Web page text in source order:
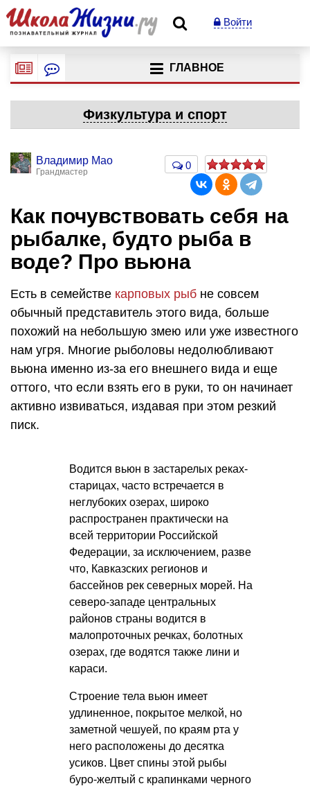
Войти
ГЛАВНОЕ
Физкультура и спорт
Владимир Мао
Грандмастер
0
Как почувствовать себя на
рыбалке, будто рыба в
воде? Про вьюна
Есть в семействе карповых рыб не совсем
обычный представитель этого вида, больше
похожий на небольшую змею или уже известного
нам угря. Многие рыболовы недолюбливают
вьюна именно из-за его внешнего вида и еще
оттого, что если взять его в руки, то он начинает
активно извиваться, издавая при этом резкий
писк.
Водится вьюн в застарелых реках-
старицах, часто встречается в
неглубоких озерах, широко
распространен практически на
всей территории Российской
Федерации, за исключением, разве
что, Кавказских регионов и
бассейнов рек северных морей. На
северо-западе центральных
районов страны водится в
малопроточных речках, болотных
озерах, где водятся также лини и
караси.
Строение тела вьюн имеет
удлиненное, покрытое мелкой, но
заметной чешуей, по краям рта у
него расположены до десятка
усиков. Цвет спины этой рыбы
буро-желтый с крапинками черного